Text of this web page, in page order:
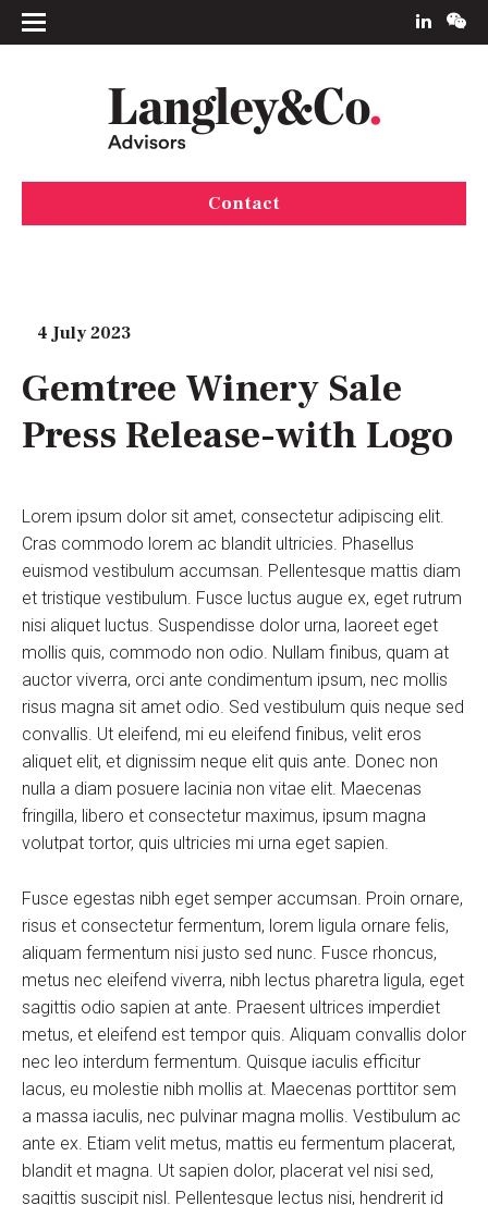
Contact
4 July 2023
Gemtree Winery Sale
Press Release-with Logo
Lorem ipsum dolor sit amet, consectetur adipiscing elit.
Cras commodo lorem ac blandit ultricies. Phasellus
euismod vestibulum accumsan. Pellentesque mattis diam
et tristique vestibulum. Fusce luctus augue ex, eget rutrum
nisi aliquet luctus. Suspendisse dolor urna, laoreet eget
mollis quis, commodo non odio. Nullam finibus, quam at
auctor viverra, orci ante condimentum ipsum, nec mollis
risus magna sit amet odio. Sed vestibulum quis neque sed
convallis. Ut eleifend, mi eu eleifend finibus, velit eros
aliquet elit, et dignissim neque elit quis ante. Donec non
nulla a diam posuere lacinia non vitae elit. Maecenas
fringilla, libero et consectetur maximus, ipsum magna
volutpat tortor, quis ultricies mi urna eget sapien.
Fusce egestas nibh eget semper accumsan. Proin ornare,
risus et consectetur fermentum, lorem ligula ornare felis,
aliquam fermentum nisi justo sed nunc. Fusce rhoncus,
metus nec eleifend viverra, nibh lectus pharetra ligula, eget
sagittis odio sapien at ante. Praesent ultrices imperdiet
metus, et eleifend est tempor quis. Aliquam convallis dolor
nec leo interdum fermentum. Quisque iaculis efficitur
lacus, eu molestie nibh mollis at. Maecenas porttitor sem
a massa iaculis, nec pulvinar magna mollis. Vestibulum ac
ante ex. Etiam velit metus, mattis eu fermentum placerat,
blandit et magna. Ut sapien dolor, placerat vel nisi sed,
sagittis suscipit nisl. Pellentesque lectus nisi, hendrerit id